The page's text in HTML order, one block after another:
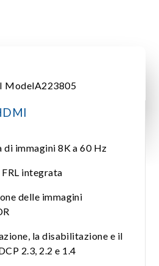
di immagini 8K a 60 Hz
integrata
delle immagini
la disabilitazione e il
2.3, 2.2 e 1.4